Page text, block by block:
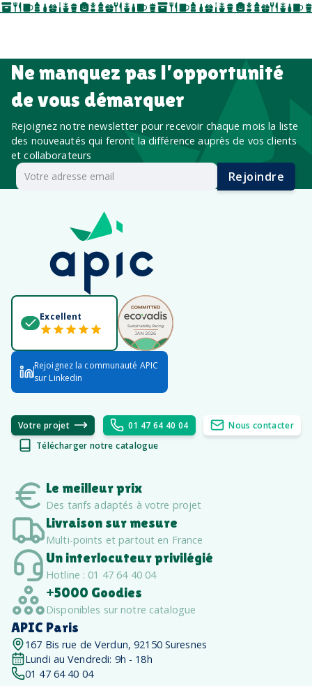
salon professionnel
Ne manquez pas l’opportunité
de vous démarquer
Rejoignez notre newsletter pour recevoir chaque mois la liste
des nouveautés qui feront la différence auprès de vos clients
et collaborateurs
Rejoindre
Excellent
Rejoignez la communauté APIC
sur Linkedin
Votre projet 01 47 64 40 04
Nous contacter
Télécharger notre catalogue
Le meilleur prix
Des tarifs adaptés à votre projet
Livraison sur mesure
Multi-points et partout en France
Un interlocuteur privilégié
Hotline : 01 47 64 40 04
+5000 Goodies
Disponibles sur notre catalogue
APIC Paris
167 Bis rue de Verdun, 92150 Suresnes
Lundi au Vendredi: 9h - 18h
01 47 64 40 04